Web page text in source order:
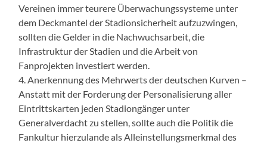
Vereinen immer teurere Überwachungssysteme unter
dem Deckmantel der Stadionsicherheit aufzuzwingen,
sollten die Gelder in die Nachwuchsarbeit, die
Infrastruktur der Stadien und die Arbeit von
Fanprojekten investiert werden.
4. Anerkennung des Mehrwerts der deutschen Kurven –
Anstatt mit der Forderung der Personalisierung aller
Eintrittskarten jeden Stadiongänger unter
Generalverdacht zu stellen, sollte auch die Politik die
Fankultur hierzulande als Alleinstellungsmerkmal des